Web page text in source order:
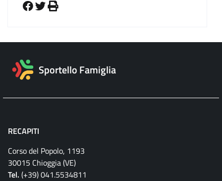
Sportello Famiglia
RECAPITI
Corso del Popolo, 1193
30015 Chioggia (VE)
Tel. (+39) 041.5534811